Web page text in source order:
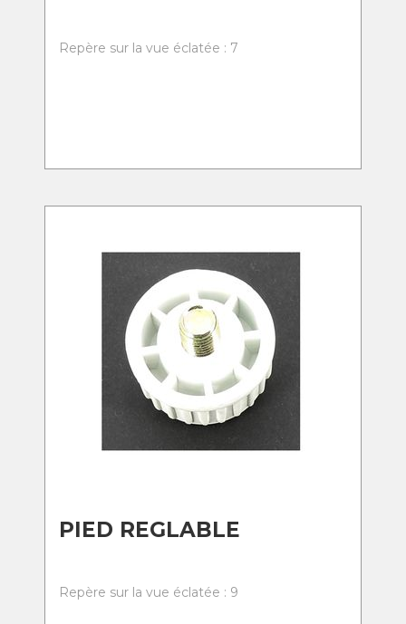
Repère sur la vue éclatée : 7
PIED REGLABLE
Repère sur la vue éclatée : 9